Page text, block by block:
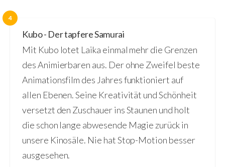
4
Kubo - Der tapfere Samurai
Mit Kubo lotet Laika einmal mehr die Grenzen
des Animierbaren aus. Der ohne Zweifel beste
Animationsfilm des Jahres funktioniert auf
allen Ebenen. Seine Kreativität und Schönheit
versetzt den Zuschauer ins Staunen und holt
die schon lange abwesende Magie zurück in
unsere Kinosäle. Nie hat Stop-Motion besser
ausgesehen.